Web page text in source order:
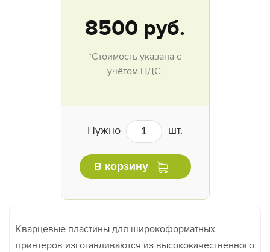
8500 руб.
*Стоимость указана с
учётом НДС.
Нужно шт.
В корзину
Кварцевые пластины для широкоформатных
принтеров изготавливаются из высококачественного